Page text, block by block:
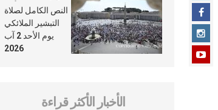
تغيب عنّا أبدًا
النص الكامل لصلاة
التبشير الملائكي
يوم الأحد 2 آب
2026
الأخبار الأكثر قراءة